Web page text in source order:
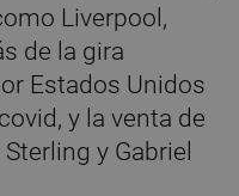
Liverpool,
de la gira
Estados Unidos
y la venta de
y Gabriel